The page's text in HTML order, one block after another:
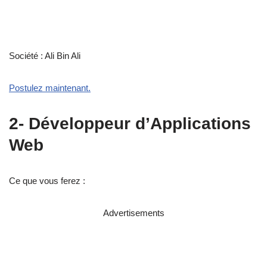
Société : Ali Bin Ali
Postulez maintenant.
2- Développeur d’Applications
Web
Ce que vous ferez :
Advertisements